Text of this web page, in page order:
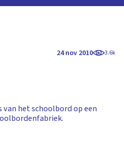
24 nov 2010 3.6k
van het schoolbord op een